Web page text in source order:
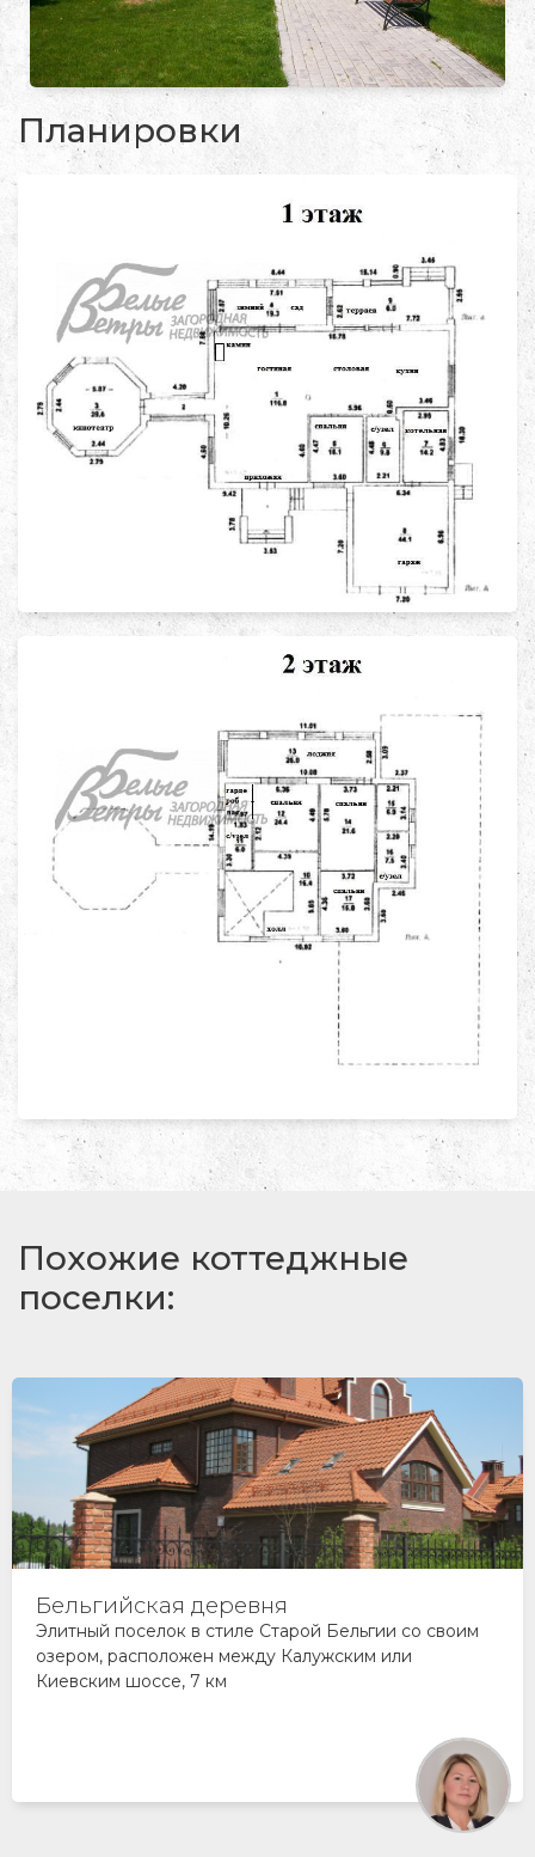
Планировки
Похожие коттеджные
поселки:
Ново-Никольское
Камерный, полностью построенный коттеджный
поселок в европейском стиле. Коттеджи и дуплексы
бизнес-класса в Новой Москве на Киевском шоссе